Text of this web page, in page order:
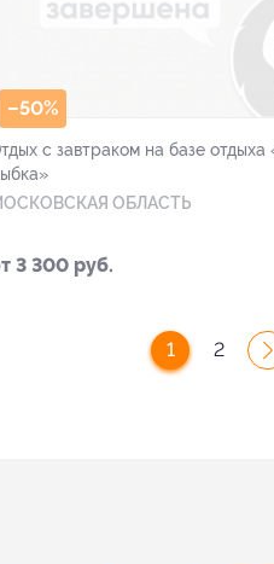
–50%
с завтраком на базе отдыха
ОБЛАСТЬ
3 300 руб.
1 2